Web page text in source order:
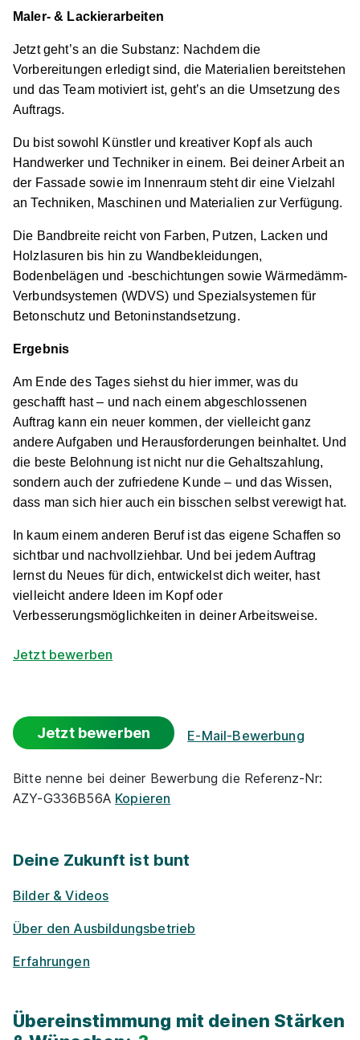
Schirmer Malermeister GmbH
01.08.2027
30966 Hemmingen
Schnellbewerbung
Maler/-in und Lackierer/-in (m/w/d) Carsten
Schirmer Malermeister GmbH
01.08.2026
Schnellbewerbung
und Farbe
01.08.2027
31157 Sarstedt
Schnellbewerbung
Root
01.08.2027
Schnellbewerbung
Designdecken& Malerbetrieb
Maler- & Lackierarbeiten
Jetzt geht’s an die Substanz: Nachdem die
Vorbereitungen erledigt sind, die Materialien bereitstehen
und das Team motiviert ist, geht’s an die Umsetzung des
Auftrags.
Du bist sowohl Künstler und kreativer Kopf als auch
Handwerker und Techniker in einem. Bei deiner Arbeit an
der Fassade sowie im Innenraum steht dir eine Vielzahl
an Techniken, Maschinen und Materialien zur Verfügung.
Die Bandbreite reicht von Farben, Putzen, Lacken und
Holzlasuren bis hin zu Wandbekleidungen,
Bodenbelägen und -beschichtungen sowie Wärmedämm-
Verbundsystemen (WDVS) und Spezialsystemen für
Betonschutz und Betoninstandsetzung.
Ergebnis
Am Ende des Tages siehst du hier immer, was du
geschafft hast – und nach einem abgeschlossenen
Auftrag kann ein neuer kommen, der vielleicht ganz
andere Aufgaben und Herausforderungen beinhaltet. Und
die beste Belohnung ist nicht nur die Gehaltszahlung,
sondern auch der zufriedene Kunde – und das Wissen,
dass man sich hier auch ein bisschen selbst verewigt hat.
In kaum einem anderen Beruf ist das eigene Schaffen so
sichtbar und nachvollziehbar. Und bei jedem Auftrag
lernst du Neues für dich, entwickelst dich weiter, hast
vielleicht andere Ideen im Kopf oder
Verbesserungsmöglichkeiten in deiner Arbeitsweise.
Jetzt bewerben
Jetzt bewerben E-Mail-Bewerbung
Bitte nenne bei deiner Bewerbung die Referenz-Nr:
AZY-G336B56A Kopieren
Deine Zukunft ist bunt
Bilder & Videos
Über den Ausbildungsbetrieb
Erfahrungen
Übereinstimmung mit deinen Stärken